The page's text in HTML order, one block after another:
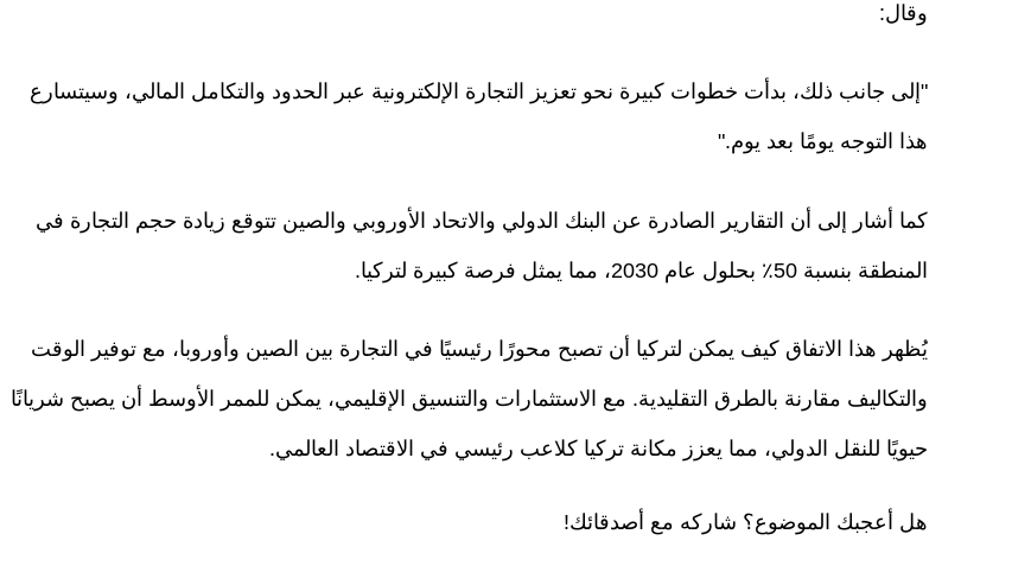
وقال:
"إلى جانب ذلك، بدأت خطوات كبيرة نحو تعزيز التجارة الإلكترونية عبر الحدود والتكامل المالي، وسيتسارع
هذا التوجه يومًا بعد يوم."
كما أشار إلى أن التقارير الصادرة عن البنك الدولي والاتحاد الأوروبي والصين تتوقع زيادة حجم التجارة في
المنطقة بنسبة 50٪ بحلول عام 2030، مما يمثل فرصة كبيرة لتركيا.
يُظهر هذا الاتفاق كيف يمكن لتركيا أن تصبح محورًا رئيسيًا في التجارة بين الصين وأوروبا، مع توفير الوقت
والتكاليف مقارنة بالطرق التقليدية. مع الاستثمارات والتنسيق الإقليمي، يمكن للممر الأوسط أن يصبح شريانًا
حيويًا للنقل الدولي، مما يعزز مكانة تركيا كلاعب رئيسي في الاقتصاد العالمي.
هل أعجبك الموضوع؟ شاركه مع أصدقائك!